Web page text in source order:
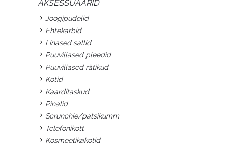
AKSESSUAARID
Joogipudelid
Ehtekarbid
Linased sallid
Puuvillased pleedid
Puuvillased rätikud
Kotid
Kaarditaskud
Pinalid
Scrunchie/patsikumm
Telefonikott
Kosmeetikakotid